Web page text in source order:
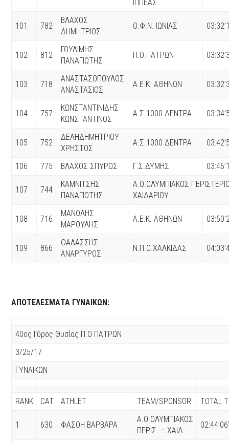
ΙΠΠΕΑΣ
101 782
ΒΛΑΧΟΣ
ΔΗΜΗΤΡΙΟΣ
Ο.Φ.Ν. ΙΩΝΙΑΣ
102 812
ΓΟΥΛΙΜΗΣ
ΠΑΝΑΓΙΩΤΗΣ
Π.Ο.ΠΑΤΡΩΝ
103 718
ΑΝΑΣΤΑΣΟΠΟΥΛΟΣ
ΑΝΑΣΤΑΣΙΟΣ
Α.Ε.Κ. ΑΘΗΝΩΝ
104 757
ΚΩΝΣΤΑΝΤΙΝΙΔΗΣ
ΚΩΝΣΤΑΝΤΙΝΟΣ
Α.Σ.1000 ΔΕΝΤΡΑ
105 752
ΔΕΛΗΔΗΜΗΤΡΙΟΥ
ΧΡΗΣΤΟΣ
Α.Σ.1000 ΔΕΝΤΡΑ
106 775 ΒΛΑΧΟΣ ΣΠΥΡΟΣ Γ.Σ.ΔΥΜΗΣ
107 744
ΚΑΜΝΙΤΣΗΣ
ΠΑΝΑΓΙΩΤΗΣ
Α.Ο.ΟΛΥΜΠΙΑΚΟΣ
ΧΑΙΔΑΡΙΟΥ
108 716
ΜΑΝΩΛΗΣ
ΜΑΡΟΥΛΗΣ
Α.Ε.Κ. ΑΘΗΝΩΝ
109 866
ΘΑΛΑΣΣΗΣ
ΑΝΑΡΓΥΡΟΣ
Ν.Π.Ο.ΧΑΛΚΙΔΑΣ
ΑΠΟΤΕΛΕΣΜΑΤΑ ΓΥΝΑΙΚΩΝ:
40ος Γύρος Θυσίας Π.Ο ΠΑΤΡΩΝ
3/25/17
ΓΥΝΑΙΚΩΝ
RANK CAT ATHLET TEAM/SPONSOR TOTAL
1 630 ΦΑΣΟΗ ΒΑΡΒΑΡΑ
Α.Ο.ΟΛΥΜΠΙΑΚΟΣ
ΠΕΡΙΣ. – ΧΑΙΔ.